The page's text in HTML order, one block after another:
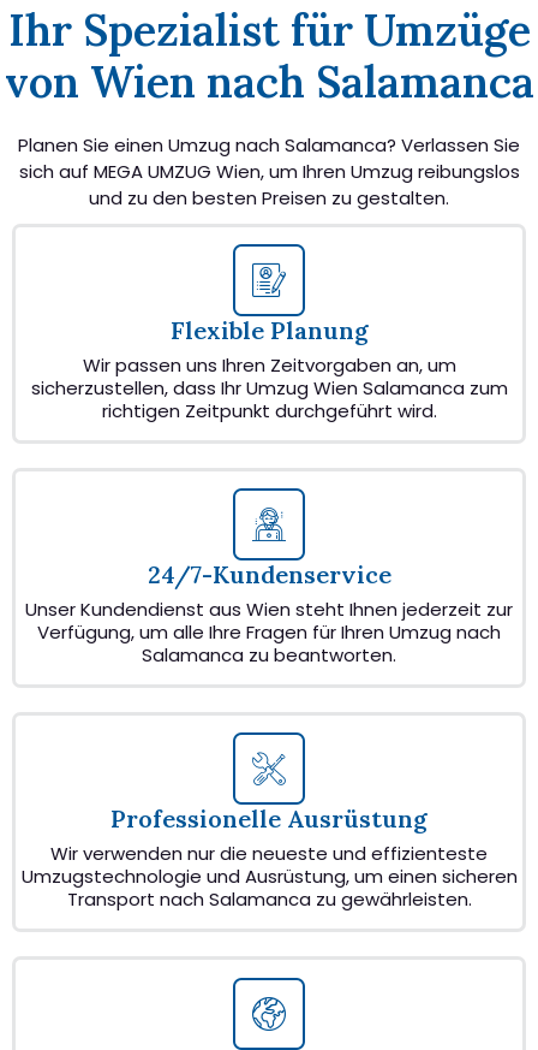
Ihr Spezialist für Umzüge
von Wien nach Salamanca
Planen Sie einen Umzug nach Salamanca? Verlassen Sie
sich auf MEGA UMZUG Wien, um Ihren Umzug reibungslos
und zu den besten Preisen zu gestalten.
Flexible Planung
Wir passen uns Ihren Zeitvorgaben an, um
sicherzustellen, dass Ihr Umzug Wien Salamanca zum
richtigen Zeitpunkt durchgeführt wird.
24/7-Kundenservice
Unser Kundendienst aus Wien steht Ihnen jederzeit zur
Verfügung, um alle Ihre Fragen für Ihren Umzug nach
Salamanca zu beantworten.
Professionelle Ausrüstung
Wir verwenden nur die neueste und effizienteste
Umzugstechnologie und Ausrüstung, um einen sicheren
Transport nach Salamanca zu gewährleisten.